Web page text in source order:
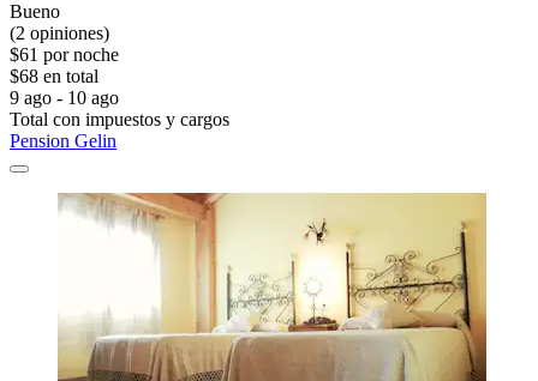
Bueno
(2 opiniones)
$61 por noche
$68 en total
9 ago - 10 ago
Total con impuestos y cargos
Pension Gelin